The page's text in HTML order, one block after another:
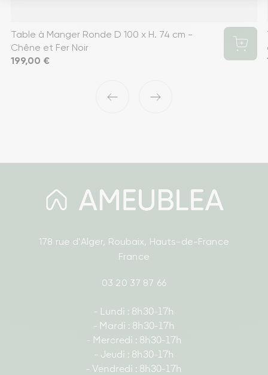
Table à Manger Ronde D 100 x H. 74 cm -
Chêne et Fer Noir
Prix
199,00 €
‹ ›
178 rue d'Alger, Roubaix, Hauts-de-France
France
03 20 37 87 66
- Lundi : 8h30-17h
- Mardi : 8h30-17h
- Mercredi : 8h30-17h
- Jeudi : 8h30-17h
- Vendredi : 8h30-17h